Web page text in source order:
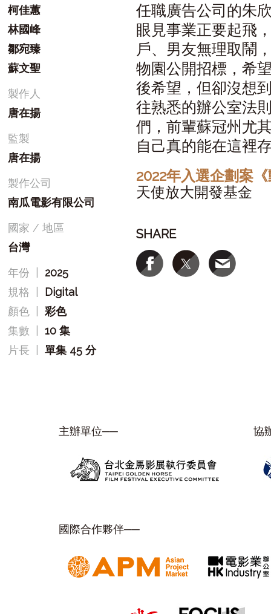
柯佳蕙
林國峰
鄒宛臻
蘇文聖
製作人
唐在揚
監製
唐在揚
製作公司
南瓜電影有限公司
國家 / 地區
台灣
年份
2025
規格
Digital
顏色 |彩色
集數 |10 集
片長 |單集 45 分
任職廣告公司的朱
眼見事業正要起飛
戶、男友無理取鬧
物園公開招標，希
後希望，但卻沒想
往熟悉的辦公室法
們，前輩蘇冠州尤
自己真的能在這裡
2022年入選企劃案
天使放大開發基金
SHARE
主辦單位── 協
國際合作夥伴──